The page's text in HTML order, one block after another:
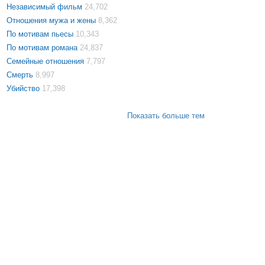
Независимый фильм 24,702
Отношения мужа и жены 8,362
По мотивам пьесы 10,343
По мотивам романа 24,837
Семейные отношения 7,797
Смерть 8,997
Убийство 17,398
Показать больше тем